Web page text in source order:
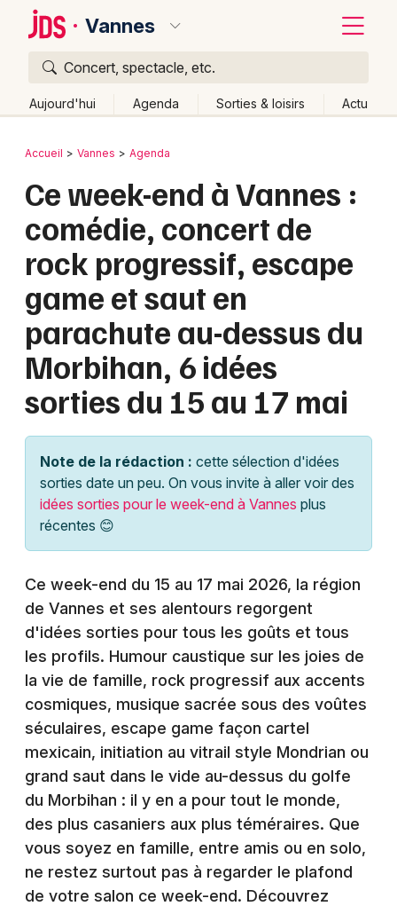
Vannes
Concert, spectacle, etc.
Aujourd'hui Agenda Sorties & loisirs Actu
Publier un événement
Grands événements
Activité & Expérience
Manifestations
Foires & salons
Spectacles
Concerts
Sports
Sorties famille
Sorties & loisirs
Agenda dans le Morbihan
Agenda en Bretagne
Newsletter des sorties
Bordeaux
Colmar
Lille
Lyon
Marseille
Mulhouse
Montpellier
Nantes
Nice
Paris
Strasbourg
Toulouse
Toutes les villes
Retour
Accueil Vannes Agenda
Ce week-end à Vannes :
comédie, concert de
rock progressif, escape
game et saut en
parachute au-dessus du
Morbihan, 6 idées
sorties du 15 au 17 mai
Note de la rédaction : cette sélection d'idées
sorties date un peu. On vous invite à aller voir des
idées sorties pour le week-end à Vannes plus
récentes 😊
Ce week-end du 15 au 17 mai 2026, la région
de Vannes et ses alentours regorgent
d'idées sorties pour tous les goûts et tous
les profils. Humour caustique sur les joies de
la vie de famille, rock progressif aux accents
cosmiques, musique sacrée sous des voûtes
séculaires, escape game façon cartel
mexicain, initiation au vitrail style Mondrian ou
grand saut dans le vide au-dessus du golfe
du Morbihan : il y en a pour tout le monde,
des plus casaniers aux plus téméraires. Que
vous soyez en famille, entre amis ou en solo,
ne restez surtout pas à regarder le plafond
de votre salon ce week-end. Découvrez
Quoi ?
Où ?
Partout
Près de moi Changer de lieu
Quand ?
Effacer les dates
Aujourd'hui
Demain Ce week-end Autre